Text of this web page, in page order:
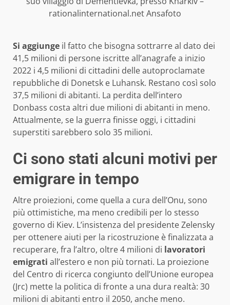
rationalinternational.net Ansafoto
Si aggiunge il fatto che bisogna sottrarre al dato dei
41,5 milioni di persone iscritte all’anagrafe a inizio
2022 i 4,5 milioni di cittadini delle autoproclamate
repubbliche di Donetsk e Luhansk. Restano così solo
37,5 milioni di abitanti. La perdita dell’intero
Donbass costa altri due milioni di abitanti in meno.
Attualmente, se la guerra finisse oggi, i cittadini
superstiti sarebbero solo 35 milioni.
Ci sono stati alcuni motivi per
emigrare in tempo
Altre proiezioni, come quella a cura dell’Onu, sono
più ottimistiche, ma meno credibili per lo stesso
governo di Kiev. L’insistenza del presidente Zelensky
per ottenere aiuti per la ricostruzione è finalizzata a
recuperare, fra l’altro, oltre 4 milioni di lavoratori
emigrati all’estero e non più tornati. La proiezione
del Centro di ricerca congiunto dell’Unione europea
(Jrc) mette la politica di fronte a una dura realtà: 30
milioni di abitanti entro il 2050, anche meno.